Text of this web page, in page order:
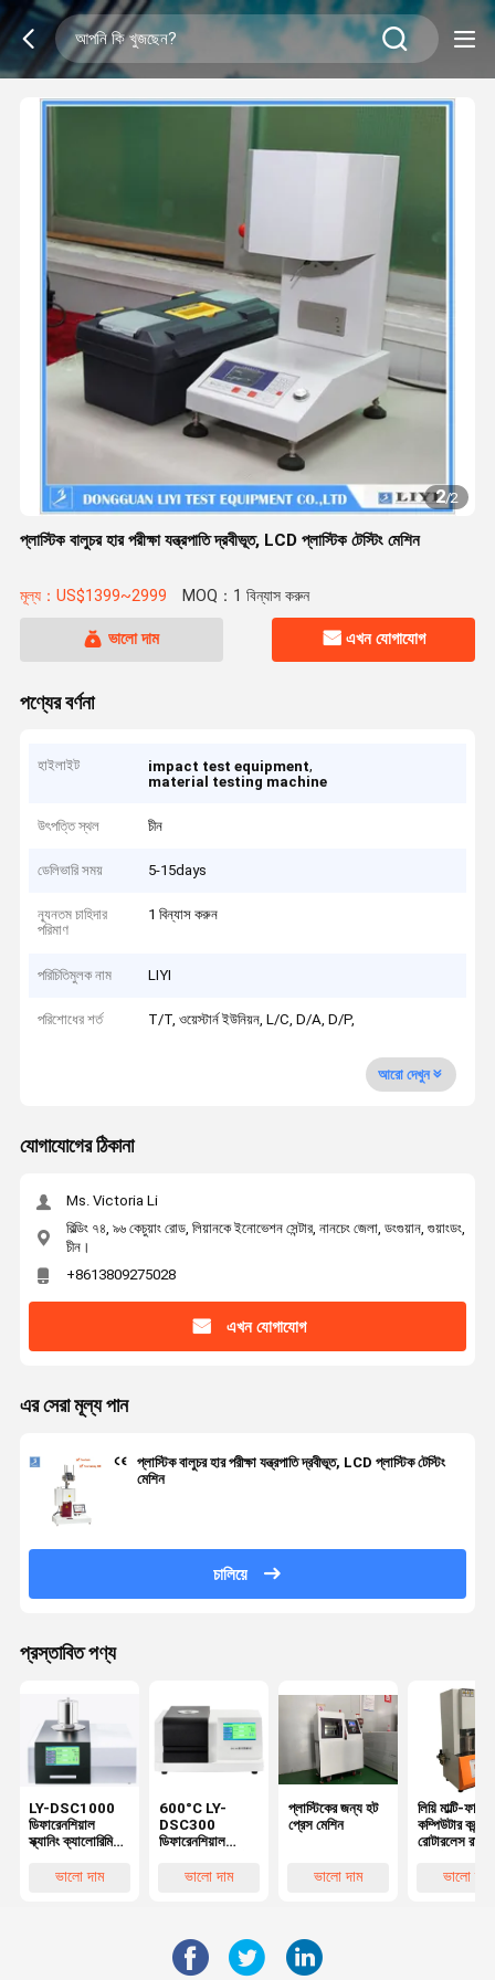
2/2
প্লাস্টিক বালুচর হার পরীক্ষা যন্ত্রপাতি দ্রবীভূত, LCD প্লাস্টিক টেস্টিং মেশিন
মূল্য：US$1399~2999 MOQ：1 বিন্যাস করুন
ভালো দাম এখন যোগাযোগ
পণ্যের বর্ণনা
হাইলাইট impact test equipment,
material testing machine
উৎপত্তি স্থল চীন
ডেলিভারি সময় 5-15days
ন্যূনতম চাহিদার
পরিমাণ
1 বিন্যাস করুন
পরিচিতিমুলক নাম LIYI
পরিশোধের শর্ত T/T, ওয়েস্টার্ন ইউনিয়ন, L/C, D/A, D/P,
আরো দেখুন
যোগাযোগের ঠিকানা
Ms. Victoria Li
বিল্ডিং ৭৪, ৯৬ কেচুয়াং রোড, লিয়ানকে ইনোভেশন সেন্টার, নানচেং জেলা, ডংগুয়ান, গুয়াংডং,
চীন।
+8613809275028
এখন যোগাযোগ
এর সেরা মূল্য পান
প্লাস্টিক বালুচর হার পরীক্ষা যন্ত্রপাতি দ্রবীভূত, LCD প্লাস্টিক টেস্টিং
মেশিন
চালিয়ে
প্রস্তাবিত পণ্য
LY-DSC1000
ডিফারেনশিয়াল
স্ক্যানিং ক্যালোরিমিটার
ভালো দাম
600°C LY-
DSC300
ডিফারেনশিয়াল
DSCভালো দাম
প্লাস্টিকের জন্য হট
প্রেস মেশিন
ভালো দাম
লিয়ি মাল্টি-ফাংশন
কম্পিউটার
রোটারলেস রাবার
ভালো দাম